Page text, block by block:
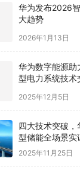
华为发布2026
大趋势
2026年1月13日
华为数字能源助
型电力系统技术
2025年12月5日
四大技术突破，
型储能全场景实
2025年11月25日